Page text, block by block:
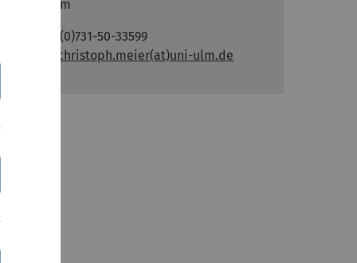
89081 Ulm
Tel.: +49 (0)731-50-33599
christoph.meier(at)uni-ulm.de